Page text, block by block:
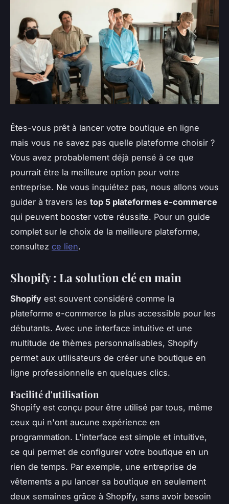
Êtes-vous prêt à lancer votre boutique en ligne
mais vous ne savez pas quelle plateforme choisir ?
Vous avez probablement déjà pensé à ce que
pourrait être la meilleure option pour votre
entreprise. Ne vous inquiétez pas, nous allons vous
guider à travers les top 5 plateformes e-commerce
qui peuvent booster votre réussite. Pour un guide
complet sur le choix de la meilleure plateforme,
consultez ce lien.
Shopify : La solution clé en main
Shopify est souvent considéré comme la
plateforme e-commerce la plus accessible pour les
débutants. Avec une interface intuitive et une
multitude de thèmes personnalisables, Shopify
permet aux utilisateurs de créer une boutique en
ligne professionnelle en quelques clics.
Facilité d'utilisation
Shopify est conçu pour être utilisé par tous, même
ceux qui n'ont aucune expérience en
programmation. L'interface est simple et intuitive,
ce qui permet de configurer votre boutique en un
rien de temps. Par exemple, une entreprise de
vêtements a pu lancer sa boutique en seulement
deux semaines grâce à Shopify, sans avoir besoin